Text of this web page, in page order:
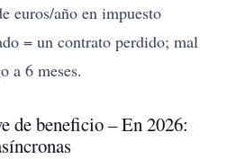
euros/año en impuesto
= un contrato perdido; mal
a 6 meses.
de beneficio – En 2026: